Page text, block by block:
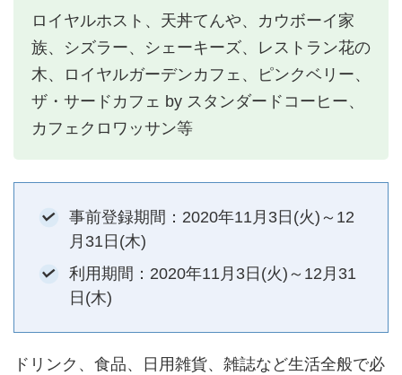
ロイヤルホスト、天丼てんや、カウボーイ家
族、シズラー、シェーキーズ、レストラン花の
木、ロイヤルガーデンカフェ、ピンクベリー、
ザ・サードカフェ by スタンダードコーヒー、
カフェクロワッサン等
事前登録期間：2020年11月3日(火)～12
月31日(木)
利用期間：2020年11月3日(火)～12月31
日(木)
ドリンク、食品、日用雑貨、雑誌など生活全般で必